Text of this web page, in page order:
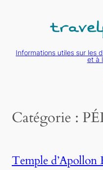
Informations utiles sur les
et à
Catégorie :
Temple d’Apollon